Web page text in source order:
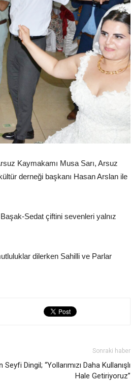
Kaymakamı Musa Sarı, Arsuz
derneği başkanı Hasan Arslan ile
Sedat çiftini sevenleri yalnız
dilerken Sahilli ve Parlar
Sonraki haber
Seyfi Dingil; “Yollarımızı Daha Kullanışlı
Hale Getiriyoruz”